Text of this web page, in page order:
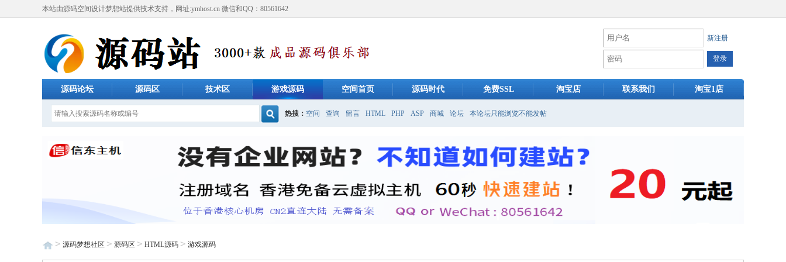
本站由源码空间设计梦想站提供技术支持，网址:ymhost.cn 微信和QQ：80561642
新注册
源码论坛 源码区 技术区 游戏源码 空间首页 源码时代 免费SSL 淘宝店 联系我们 淘宝1店
热搜： 空间 查询 留言 HTML PHP ASP 商城 论坛 本论坛只能浏览不能发帖
> 源码梦想社区 > 源码区 > HTML源码 > 游戏源码